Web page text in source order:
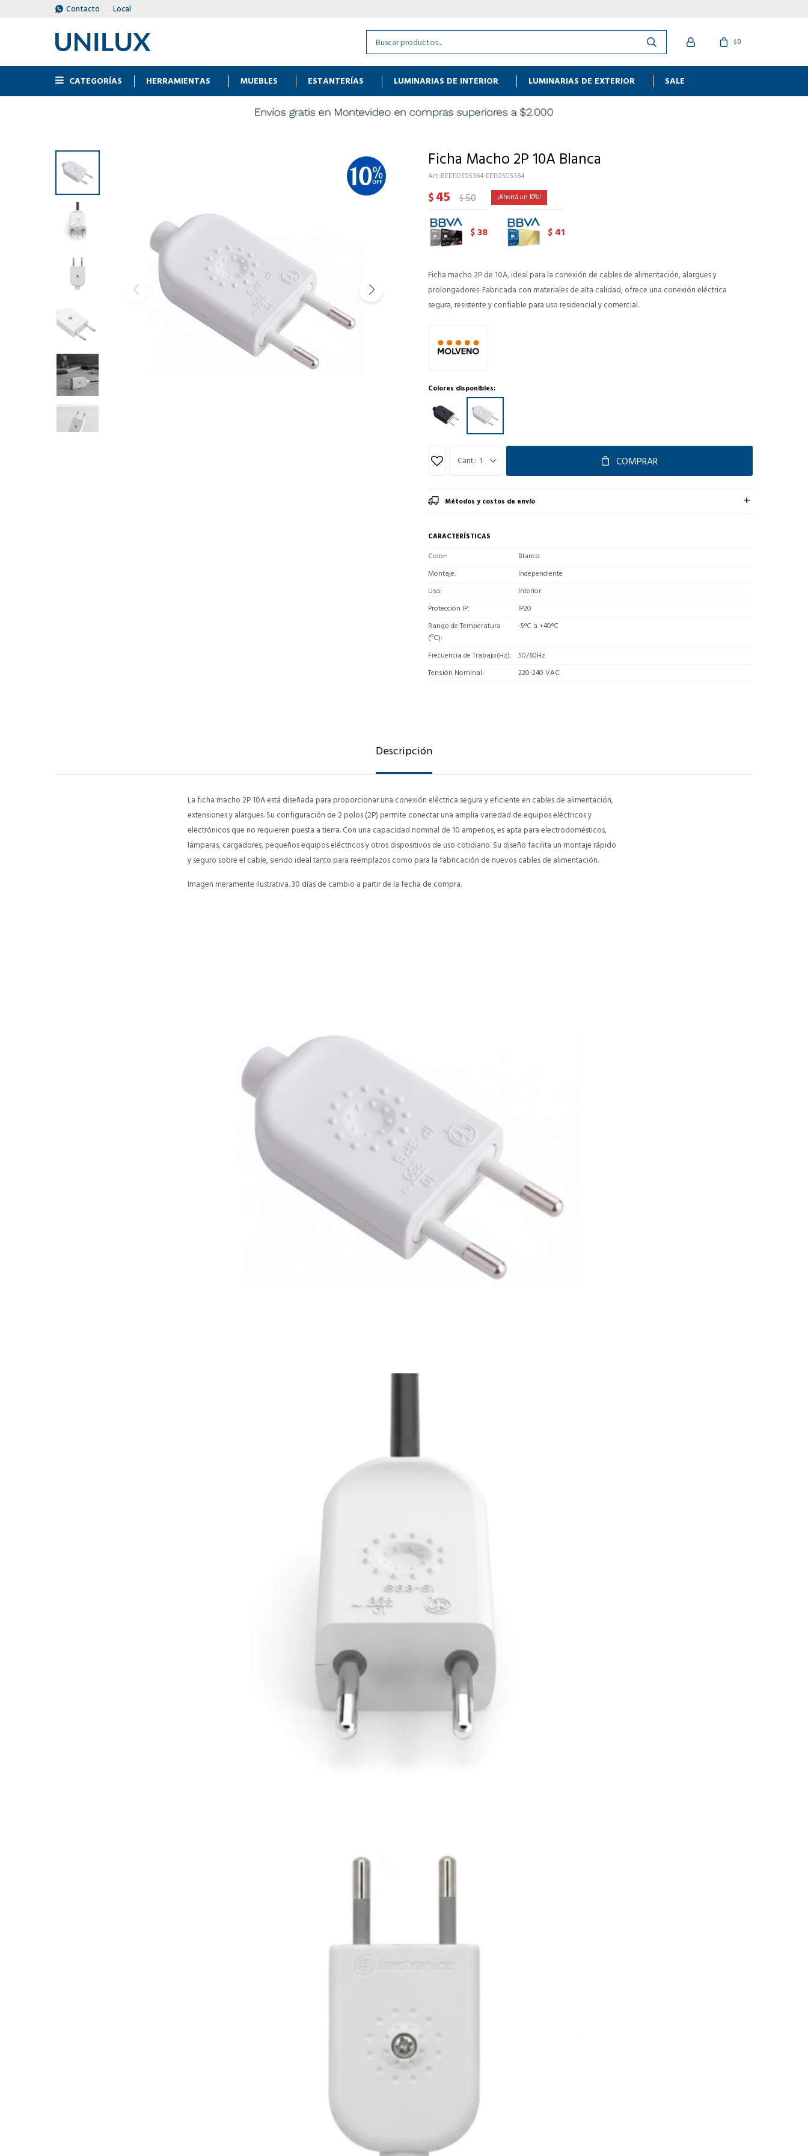
CATEGORÍAS HERRAMIENTAS MUEBLES ESTANTERÍAS LUMINARIAS DE INTERIOR LUMINARIAS DE EXTERIOR SALE
$0
Contacto Local
Ficha Macho 2P 10A Blanca
BEE110505364-EE110505364
$45 $50 10
$38 $ 41
Ficha macho 2P de 10A, ideal para la conexión de cables de alimentación, alargues y
prolongadores. Fabricada con materiales de alta calidad, ofrece una conexión eléctrica
segura, resistente y confiable para uso residencial y comercial.
Colores disponibles:
1 COMPRAR
Métodos y costos de envío
CARACTERÍSTICAS
Color
Blanco
Montaje
Independiente
Uso
Interior
Protección IP
IP20
Rango de Temperatura
(ºC)
-5°C a +40°C
Frecuencia de Trabajo(Hz)
50/60Hz
Tensión Nominal
220-240 VAC
Descripción
La ficha macho 2P 10A está diseñada para proporcionar una conexión eléctrica segura y eficiente en cables de alimentación,
extensiones y alargues. Su configuración de 2 polos (2P) permite conectar una amplia variedad de equipos eléctricos y
electrónicos que no requieren puesta a tierra. Con una capacidad nominal de 10 amperios, es apta para electrodomésticos,
lámparas, cargadores, pequeños equipos eléctricos y otros dispositivos de uso cotidiano. Su diseño facilita un montaje rápido
y seguro sobre el cable, siendo ideal tanto para reemplazos como para la fabricación de nuevos cables de alimentación.
Imagen meramente ilustrativa. 30 días de cambio a partir de la fecha de compra.